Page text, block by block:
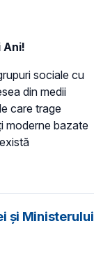
Ani!
sociale cu
din medii
care trage
moderne bazate
și Ministerului